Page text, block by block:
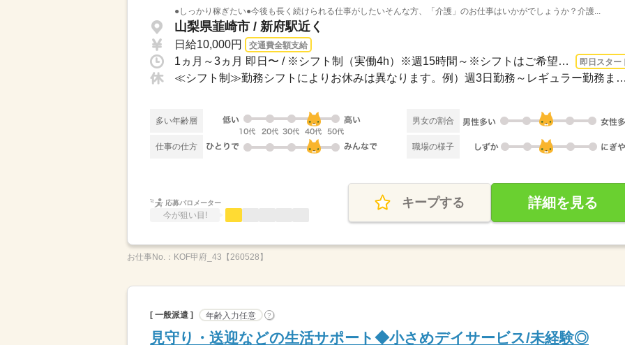
●しっかり稼ぎたい●今後も長く続けられる仕事がしたいそんな方、「介護」のお仕事はいかがでしょうか？介護...
山梨県韮崎市 / 新府駅近く
日給10,000円 交通費全額支給
1ヵ月～3ヵ月 即日〜 / ※シフト制（実働4h）※週15時間～※シフトはご希望に合わせて調... 即日スター
≪シフト制≫勤務シフトによりお休みは異なります。例）週3日勤務～レギュラー勤務まで...
多い年齢層 男女の割合
仕事の仕方 職場の様子
応募バロメーター
今が狙い目!
キープする 詳細を見る
お仕事No.： KOF甲府_43【260528】
[ 一般派遣 ] 年齢入力任意 ?
見守り・送迎などの生活サポート◆小さめデイサービス/未経験◎